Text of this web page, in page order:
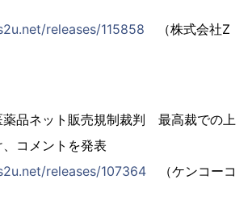
releases/115858 （株式会社Z
薬品ネット販売規制裁判 最高裁での上
コメントを発表
releases/107364 （ケンコーコ